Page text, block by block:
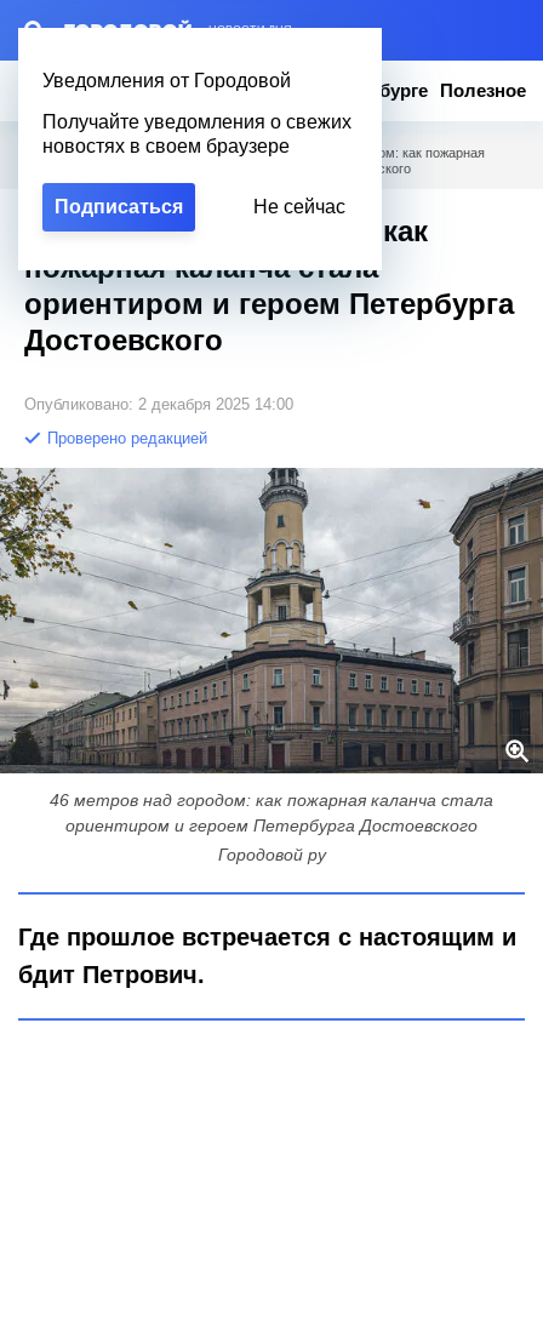
– НОВОСТИ ДНЯ
Уведомления от Городовой
Получайте уведомления о свежих
новостях в своем браузере
Подписаться Не сейчас
Новости Эксклюзив Вопросы о Петербурге Полезное
Городовой Новости Петербурга / 46 метров над городом: как пожарная
каланча стала ориентиром и героем Петербурга Достоевского
46 метров над городом: как
пожарная каланча стала
ориентиром и героем Петербурга
Достоевского
Опубликовано: 2 декабря 2025 14:00
Проверено редакцией
46 метров над городом: как пожарная каланча стала
ориентиром и героем Петербурга Достоевского
Городовой ру
Где прошлое встречается с настоящим и
бдит Петрович.